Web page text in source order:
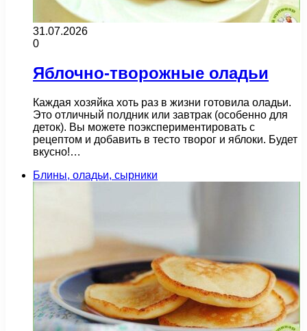
31.07.2026
0
Яблочно-творожные оладьи
Каждая хозяйка хоть раз в жизни готовила оладьи.
Это отличный полдник или завтрак (особенно для
деток). Вы можете поэкспериментировать с
рецептом и добавить в тесто творог и яблоки. Будет
вкусно!…
Блины, оладьи, сырники